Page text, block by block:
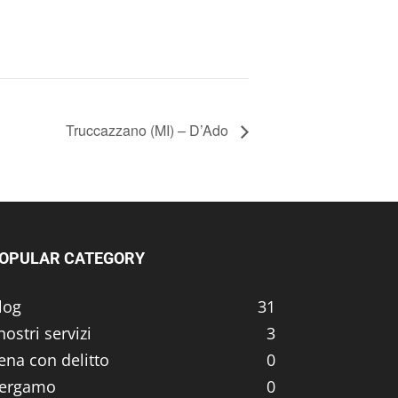
Truccazzano (MI) – D’Ado
CATEGORY
31
servizi
3
con delitto
0
0